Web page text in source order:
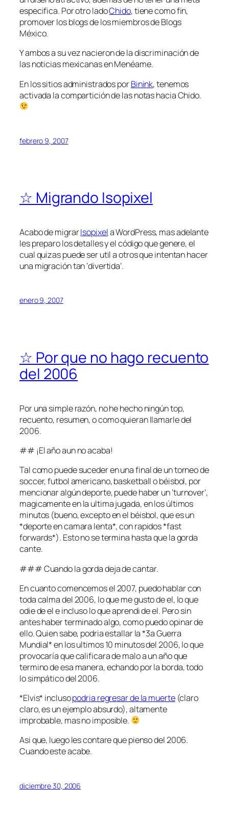
especifica. Por otro ladoChido, tiene como fin,
promover los blogs de los miembros de Blogs
México.
Y ambos a su vez nacieron de la discriminación de
las noticias mexicanas en Menéame.
En los sitios administrados porBinink, tenemos
activada la compartición de las notas hacia Chido.
febrero 9, 2007
☆ Migrando Isopixel
Acabo de migrarIsopixela WordPress, mas adelante
les preparo los detalles y el código que genere, el
cual quizas puede ser util a otros que intentan hacer
una migración tan ‘divertida’.
enero 9, 2007
☆ Por que no hago recuento
del 2006
Por una simple razón, no he hecho ningún top,
recuento, resumen, o como quieran llamarle del
2006.
## ¡El año aun no acaba!
Tal como puede suceder en una final de un torneo de
soccer, futbol americano, basketball o béisbol, por
mencionar algún deporte, puede haber un ‘turnover’,
magicamente en la ultima jugada, en los últimos
minutos (bueno, excepto en el béisbol, que es un
*deporte en camara lenta*, con rapidos *fast
forwards*). Esto no se termina hasta que la gorda
cante.
### Cuando la gorda deja de cantar.
En cuanto comencemos el 2007, puedo hablar con
toda calma del 2006, lo que me gusto de el, lo que
odie de el e incluso lo que aprendi de el. Pero sin
antes haber terminado algo, como puedo opinar de
ello. Quien sabe, podria estallar la *3a Guerra
Mundial* en los ultimos 10 minutos del 2006, lo que
provocaría que calificara de malo a un año que
termino de esa manera, echando por la borda, todo
lo simpático del 2006.
*Elvis* inclusopodria regresar de la muerte(claro
claro, es un ejemplo absurdo), altamente
improbable, mas no imposible.
Asi que, luego les contare que pienso del 2006.
Cuando este acabe.
diciembre 30, 2006